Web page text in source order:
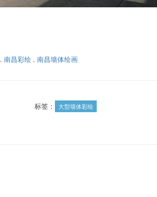
. 南昌彩绘 . 南昌墙体绘画
标签： 大型墙体彩绘